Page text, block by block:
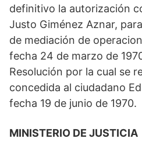
definitivo la autorización
Justo Giménez Aznar,
de mediación de
fecha 24 de marzo de
Resolución por la cual se
concedida al ciudadano
fecha 19 de junio de 1970.
MINISTERIO DE JUSTICIA